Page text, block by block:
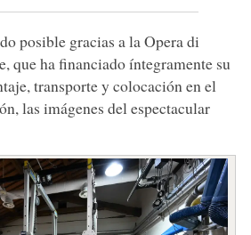
posible gracias a la Opera di
que ha financiado íntegramente su
transporte y colocación en el
las imágenes del espectacular